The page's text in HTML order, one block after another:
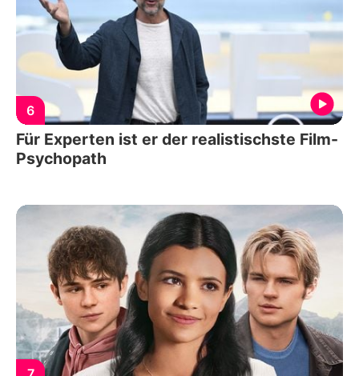
6
Für Experten ist er der realistischste Film-
Psychopath